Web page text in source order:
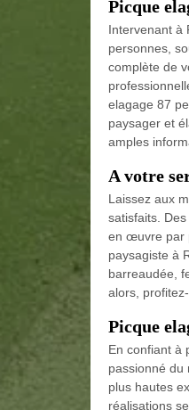
Picque
Intervenant à
personnes,
complète de
elagage 87
paysager et
amples
A votre
Laissez aux
satisfaits.
en œuvre par
paysagiste à
barreaudée,
alors,
Picque
En confiant à
passionné du
plus hautes
réalisations